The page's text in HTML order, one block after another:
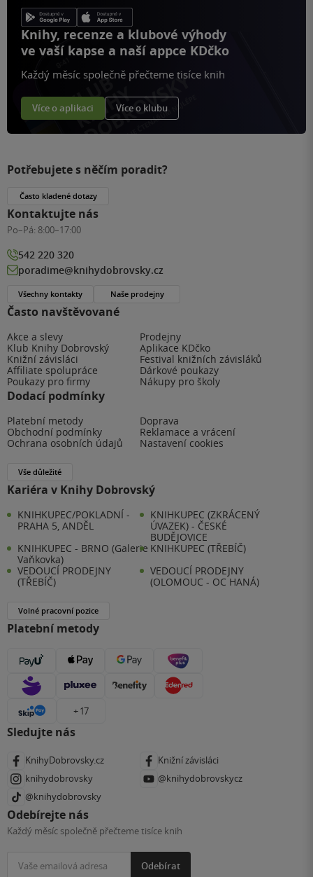
Knihy, recenze a klubové výhody
ve vaší kapse a naší appce KDčko
Každý měsíc společně přečteme tisíce knih
Více o aplikaci Více o klubu
Často navštěvované
Akce a slevy
Prodejny
Klub Knihy Dobrovský
Aplikace KDčko
Knižní závisláci
Festival knižních závisláků
Affiliate spolupráce
Dárkové poukazy
Poukazy pro firmy
Nákupy pro školy
Dodací podmínky
Platební metody
Doprava
Obchodní podmínky
Reklamace a vrácení
Ochrana osobních údajů
Nastavení cookies
Vše důležité
Kariéra v Knihy Dobrovský
KNIHKUPEC/POKLADNÍ -
PRAHA 5, ANDĚL
KNIHKUPEC (ZKRÁCENÝ
ÚVAZEK) - ČESKÉ
BUDĚJOVICE
KNIHKUPEC - BRNO (Galerie
Vaňkovka)
KNIHKUPEC (TŘEBÍČ)
VEDOUCÍ PRODEJNY
(TŘEBÍČ)
VEDOUCÍ PRODEJNY
(OLOMOUC - OC HANÁ)
Volné pracovní pozice
Platební metody
+ 17
Sledujte nás
KnihyDobrovsky.cz
Knižní závisláci
knihydobrovsky
@knihydobrovskycz
@knihydobrovsky
Odebírejte nás
Každý měsíc společně přečteme tisíce knih
Odebírat
Potřebujete s něčím poradit?
Často kladené dotazy
Kontaktujte nás
Po–Pá: 8:00–17:00
542 220 320
poradime@knihydobrovsky.cz
Všechny kontakty Naše prodejny